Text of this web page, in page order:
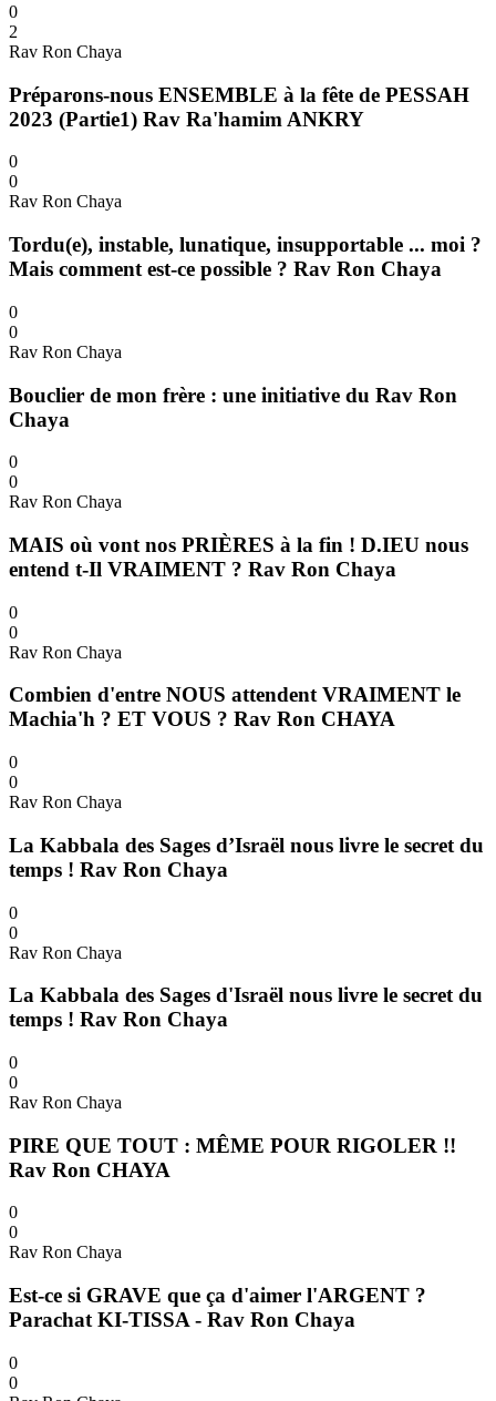
0
2
Rav Ron Chaya
Préparons-nous ENSEMBLE à la fête de PESSAH
2023 (Partie1) Rav Ra'hamim ANKRY
0
0
Rav Ron Chaya
Tordu(e), instable, lunatique, insupportable ... moi ?
Mais comment est-ce possible ? Rav Ron Chaya
0
0
Rav Ron Chaya
Bouclier de mon frère : une initiative du Rav Ron
Chaya
0
0
Rav Ron Chaya
MAIS où vont nos PRIÈRES à la fin ! D.IEU nous
entend t-Il VRAIMENT ? Rav Ron Chaya
0
0
Rav Ron Chaya
Combien d'entre NOUS attendent VRAIMENT le
Machia'h ? ET VOUS ? Rav Ron CHAYA
0
0
Rav Ron Chaya
La Kabbala des Sages d’Israël nous livre le secret du
temps ! Rav Ron Chaya
0
0
Rav Ron Chaya
La Kabbala des Sages d'Israël nous livre le secret du
temps ! Rav Ron Chaya
0
0
Rav Ron Chaya
PIRE QUE TOUT : MÊME POUR RIGOLER !!
Rav Ron CHAYA
0
0
Rav Ron Chaya
Est-ce si GRAVE que ça d'aimer l'ARGENT ?
Parachat KI-TISSA - Rav Ron Chaya
0
0